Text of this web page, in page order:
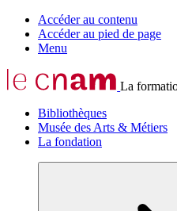
Accéder au contenu
Accéder au pied de page
Menu
La
Bibliothèques
Musée des Arts & Métiers
La fondation